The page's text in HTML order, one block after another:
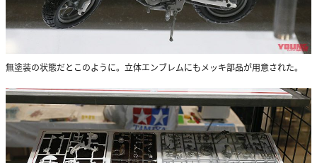
無塗装の状態だとこのように。立体エンブレムにもメッキ部品が用意された。